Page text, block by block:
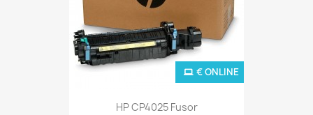
HP CP4025 Fusor
€ ONLINE